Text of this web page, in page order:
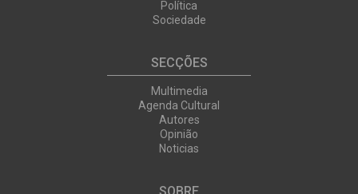
Política
Sociedade
SECÇÕES
Multimedia
Agenda Cultural
Autores
Opinião
Noticias